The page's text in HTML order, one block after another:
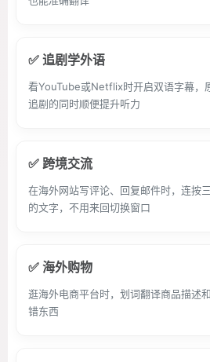
✅ 追剧学外语
看YouTube或Netflix时开启双语字幕，
追剧的同时顺便提升听力
✅ 跨境交流
在海外网站写评论、回复邮件时，连按
的文字，不用来回切换窗口
✅ 海外购物
逛海外电商平台时，划词翻译商品描述
错东西